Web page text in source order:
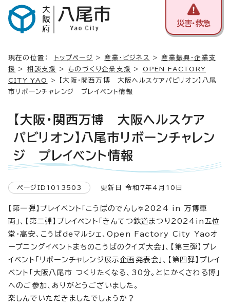
災害・救急
現在の位置： トップページ > 産業・ビジネス > 産業振興・企業支
援
> 相談支援 > ものづくり企業支援 > OPEN FACTORY
CITY YAO
> 【大阪・関西万博 大阪ヘルスケアパビリオン】八尾
市リボーンチャレンジ プレイベント情報
【大阪・関西万博 大阪ヘルスケア
パビリオン】八尾市リボーンチャレン
ジ プレイベント情報
ページID1013503 更新日 令和7年4月10日
【第一弾】プレイベント「こうばのでんしゃ2024 in 万博車
両」、【第二弾】プレイベント「きんてつ鉄道まつり2024in五位
堂・高安、こうばdeマルシェ、Open Factory City Yaoオ
ープニングイベントまちのこうばのクイズ大会」、【第三弾】プレ
イベント「リボーンチャレンジ展示企画発表会」、【第四弾】プレイ
ベント「大阪八尾市 つくりたくなる、30分。とにかくさわる博」
へのご参加、ありがとうございました。
楽しんでいただきましたでしょうか？